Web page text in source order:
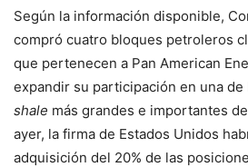
Según la información disponible,
compró cuatro bloques petroleros
que pertenecen a Pan American
expandir su participación en una de
shale más grandes e importantes
ayer, la firma de Estados Unidos
adquisición del 20% de las